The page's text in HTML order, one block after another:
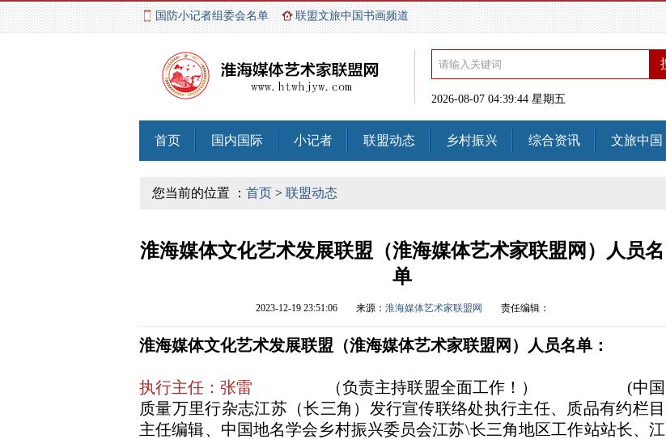
国防小记者组委会名单 联盟文旅中国书画频道
2026-08-07 04:39:45 星期五
首页 国内国际 小记者 联盟动态 乡村振兴 综合资讯 文旅中国
您当前的位置 ： 首页 > 联盟动态
淮海媒体文化艺术发展联盟（淮海媒体艺术家联盟网）人员名
单
2023-12-19 23:51:06 来源： 淮海媒体艺术家联盟网 责任编辑：
淮海媒体文化艺术发展联盟（淮海媒体艺术家联盟网）人员名单：
执行主任：张雷
（负责主持联盟全面工作！） (中国
质量万里行杂志江苏（长三角）发行宣传联络处执行主任、质品有约栏目
主任编辑、中国地名学会乡村振兴委员会江苏\长三角地区工作站站长、江